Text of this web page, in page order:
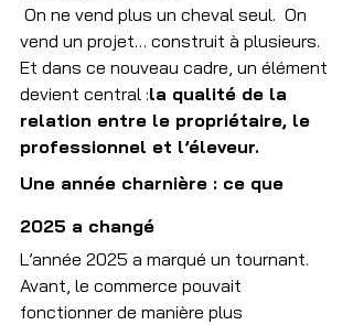
vend un projet… construit à plusieurs.
Et dans ce nouveau cadre, un élément
devient central :la qualité de la
relation entre le propriétaire, le
professionnel et l’éleveur.
Une année charnière : ce que
2025 a changé
L’année 2025 a marqué un tournant.
Avant, le commerce pouvait
fonctionner de manière plus